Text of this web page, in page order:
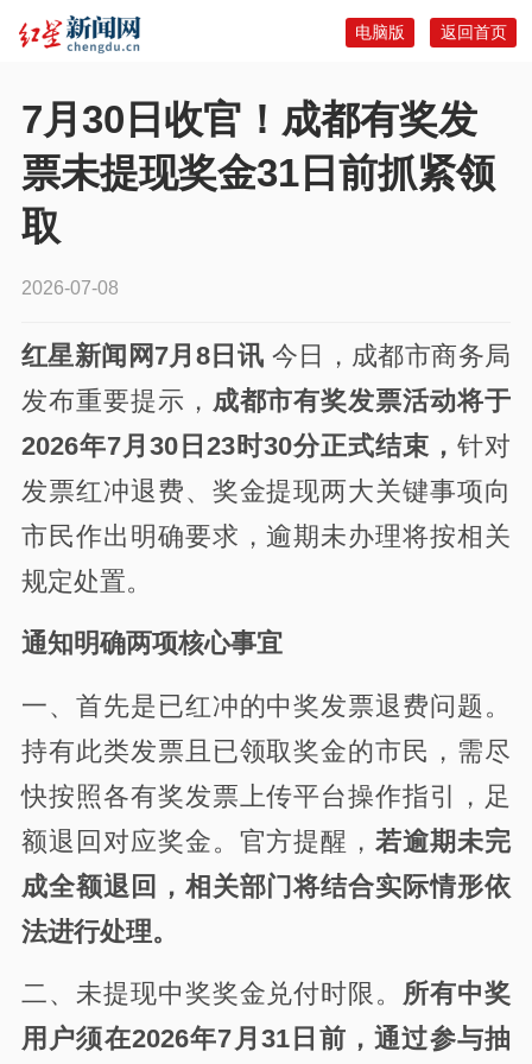
返回首页
电脑版
7月30日收官！成都有奖发
票未提现奖金31日前抓紧领
取
2026-07-08
红星新闻网7月8日讯 今日，成都市商务局
发布重要提示， 成都市有奖发票活动将于
2026年7月30日23时30分正式结束，针对
发票红冲退费、奖金提现两大关键事项向
市民作出明确要求，逾期未办理将按相关
规定处置。
通知明确两项核心事宜
一、首先是已红冲的中奖发票退费问题。
持有此类发票且已领取奖金的市民，需尽
快按照各有奖发票上传平台操作指引，足
额退回对应奖金。官方提醒，若逾期未完
成全额退回，相关部门将结合实际情形依
法进行处理。
二、未提现中奖奖金兑付时限。 所有中奖
用户须在2026年7月31日前，通过参与抽